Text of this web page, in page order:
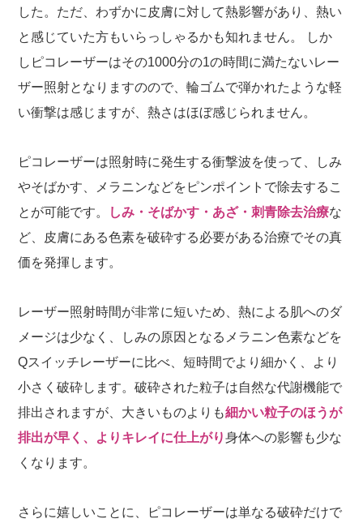
した。ただ、わずかに皮膚に対して熱影響があり、熱い
と感じていた方もいらっしゃるかも知れません。 しか
しピコレーザーはその1000分の1の時間に満たないレー
ザー照射となりますのので、輪ゴムで弾かれたような軽
い衝撃は感じますが、熱さはほぼ感じられません。
ピコレーザーは照射時に発生する衝撃波を使って、しみ
やそばかす、メラニンなどをピンポイントで除去するこ
とが可能です。
しみ・そばかす・あざ・刺青除去治療な
ど、皮膚にある色素を破砕する必要がある治療でその真
価を発揮します。
レーザー照射時間が非常に短いため、熱による肌へのダ
メージは少なく、しみの原因となるメラニン色素などを
Qスイッチレーザーに比べ、短時間でより細かく、より
小さく破砕します。破砕された粒子は自然な代謝機能で
排出されますが、大きいものよりも細かい粒子のほうが
排出が早く、よりキレイに仕上がり身体への影響も少な
くなります。
さらに嬉しいことに、ピコレーザーは単なる破砕だけで